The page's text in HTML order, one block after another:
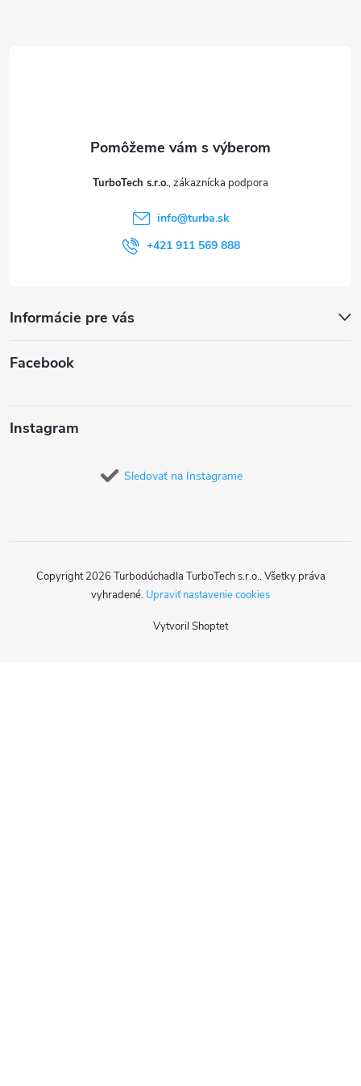
TurboTech s.r.o.
info@turba.sk
+421 911 569 888
Informácie pre vás
Facebook
Instagram
Sledovať na Instagrame
Vytvoril Shoptet
Copyright 2026 Turbodúchadla TurboTech s.r.o.. Všetky práva
vyhradené. Upraviť nastavenie cookies